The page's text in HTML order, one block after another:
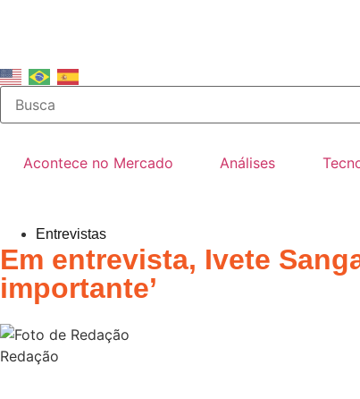
Acontece no Mercado Análises
Entrevistas
Em entrevista, Ivete
importante’
Redação